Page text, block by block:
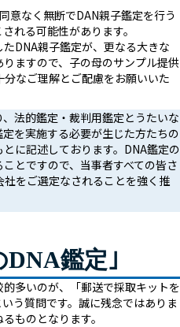
意なく無断でDAN親子鑑定を行う
れる可能性があります。
DNA親子鑑定が、更なる大きな
ますので、子の母のサンプル提供
なご理解とご配慮をお願いいた
法的鑑定・裁判用鑑定とうたいな
を実施する必要が生じた方たちの
に記述しております。DNA鑑定の
とですので、当事者すべての皆さ
をご選定なされることを強く推
DNA鑑定｣
多いのが、「郵送で採取キットを
う質問です。誠に残念ではありま
ものとなります。